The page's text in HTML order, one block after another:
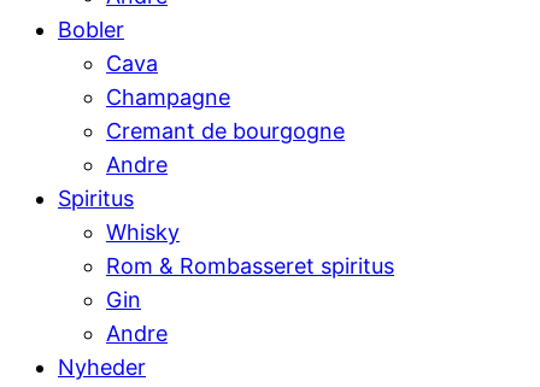
Bobler
Cava
Champagne
Cremant de bourgogne
Andre
Spiritus
Whisky
Rom & Rombasseret spiritus
Gin
Andre
Nyheder